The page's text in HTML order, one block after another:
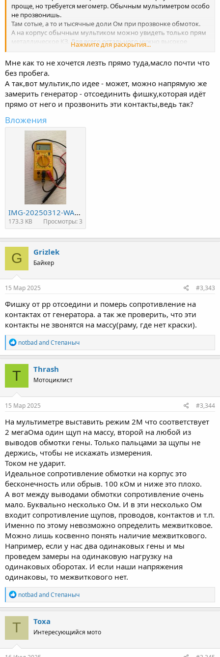
проще, но требуется мегометр. Обычным мультиметром особо
не прозвонишь.
Там сотые, а то и тысячные доли Ом при прозвонке обмоток.
А на корпус обычным мультиком можно увидеть только прям
металлическое КЗ. Для всего остального нужно высокое
напряжение. Которое обеспечивает мегометр.
перемотать. Благо у наших коней он однофазный и мотать его
не сложно.
Нажмите для раскрытия...
Мне как то не хочется лезть прямо туда,масло почти что
без пробега.
А так,вот мультик,по идее - может, можно напрямую же
замерить генератор - отсоединить фишку,которая идёт
прямо от него и прозвонить эти контакты,ведь так?
Вложения
IMG-20250312-WA0012.jpg
173.3 KB Просмотры: 3
G Grizlek
Байкер
15 Мар 2025 #3,343
Фишку от рр отсоедини и померь сопротивление на
контактах от генератора. а так же проверить, что эти
контакты не звонятся на массу(раму, где нет краски).
R
e
a
c
t
o
n
s
notbadandСтепаныч
T Thrash
Мотоциклист
15 Мар 2025 #3,344
На мультиметре выставить режим 2М что соответствует
2 мегаОма один щуп на массу, второй на любой из
выводов обмотки гены. Только пальцами за щупы не
держись, чтобы не искажать измерения.
Током не ударит.
Идеальное сопротивление обмотки на корпус это
бесконечность или обрыв. 100 кОм и ниже это плохо.
А вот между выводами обмотки сопротивление очень
мало. Буквально несколько Ом. И в эти несколько Ом
входит сопротивление щупов, проводов, контактов и т.п.
Именно по этому невозможно определить межвитковое.
Можно лишь косвенно понять наличие межвиткового.
Например, если у нас два одинаковых гены и мы
проведем замеры на одинаковую нагрузку на
одинаковых оборотах. И если наши напряжения
одинаковы, то межвиткового нет.
R
e
a
c
t
o
n
notbadandСтепаныч
T Toxa
Интересующийся мото